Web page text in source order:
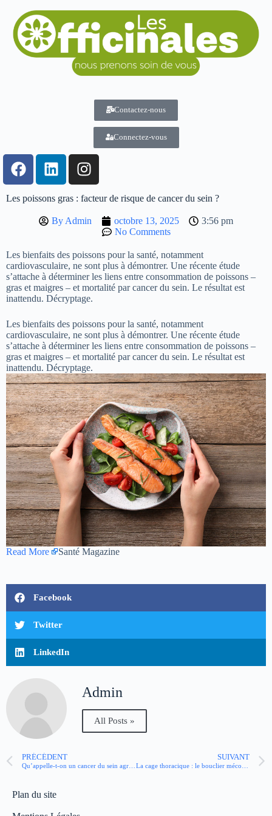
Contactez-nous
Connectez-vous
Les poissons gras : facteur de risque de cancer du sein ?
By Admin octobre 13, 2025
3:56 pm
No Comments
Les bienfaits des poissons pour la santé, notamment
cardiovasculaire, ne sont plus à démontrer. Une récente étude
s’attache à déterminer les liens entre consommation de poissons –
gras et maigres – et mortalité par cancer du sein. Le résultat est
inattendu. Décryptage.
Les bienfaits des poissons pour la santé, notamment
cardiovasculaire, ne sont plus à démontrer. Une récente étude
s’attache à déterminer les liens entre consommation de poissons –
gras et maigres – et mortalité par cancer du sein. Le résultat est
inattendu. Décryptage.
Read More Santé Magazine
Facebook
Twitter
LinkedIn
Admin
All Posts »
PRÉCÉDENT
Qu’appelle-t-on un cancer du sein agressif ?
SUIVANT
La cage thoracique : le bouclier méconnu qui protège nos organes vitaux
Plan du site